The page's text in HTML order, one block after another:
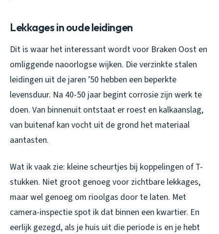
Lekkages in oude leidingen
Dit is waar het interessant wordt voor Braken Oost en
omliggende naoorlogse wijken. Die verzinkte stalen
leidingen uit de jaren ’50 hebben een beperkte
levensduur. Na 40-50 jaar begint corrosie zijn werk te
doen. Van binnenuit ontstaat er roest en kalkaanslag,
van buitenaf kan vocht uit de grond het materiaal
aantasten.
Wat ik vaak zie: kleine scheurtjes bij koppelingen of T-
stukken. Niet groot genoeg voor zichtbare lekkages,
maar wel genoeg om rioolgas door te laten. Met
camera-inspectie spot ik dat binnen een kwartier. En
eerlijk gezegd, als je huis uit die periode is en je hebt